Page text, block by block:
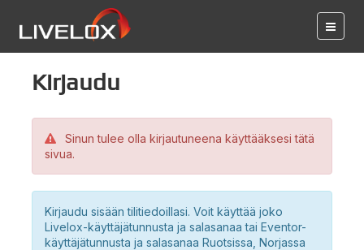
Kirjaudu
Sinun tulee olla kirjautuneena käyttääksesi tätä
sivua.
Kirjaudu sisään tilitiedoillasi. Voit käyttää joko
Livelox-käyttäjätunnusta ja salasanaa tai Eventor-
käyttäjätunnusta ja salasanaa Ruotsissa, Norjassa